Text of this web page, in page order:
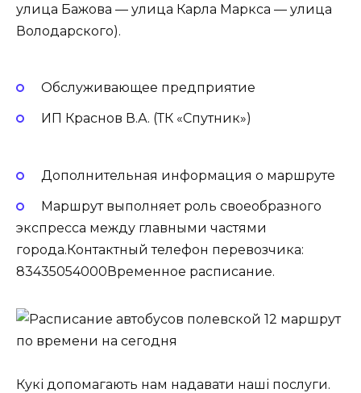
улица Бажова — улица Карла Маркса — улица
Володарского).
Обслуживающее предприятие
ИП Краснов В.А. (ТК «Спутник»)
Дополнительная информация о маршруте
Маршрут выполняет роль своеобразного
экспресса между главными частями
города.Контактный телефон перевозчика:
83435054000Временное расписание.
Кукі допомагають нам надавати наші послуги.